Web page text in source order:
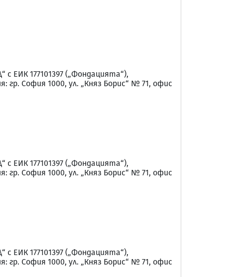
177101397 („Фондацията“),
София 1000, ул. „Княз Борис“ № 71, офис
177101397 („Фондацията“),
София 1000, ул. „Княз Борис“ № 71, офис
177101397 („Фондацията“),
София 1000, ул. „Княз Борис“ № 71, офис